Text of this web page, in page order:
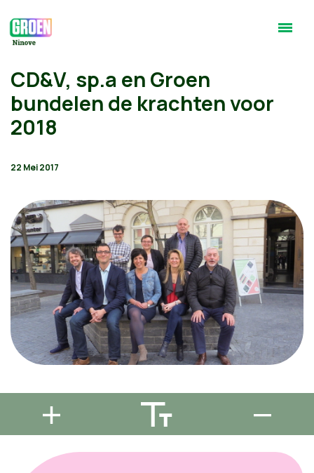
CD&V, sp.a en Groen
bundelen de krachten voor
2018
22 Mei 2017